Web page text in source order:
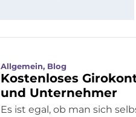
Allgemein, Blog
Kostenloses
und Unternehmer
Es ist egal, ob man sich